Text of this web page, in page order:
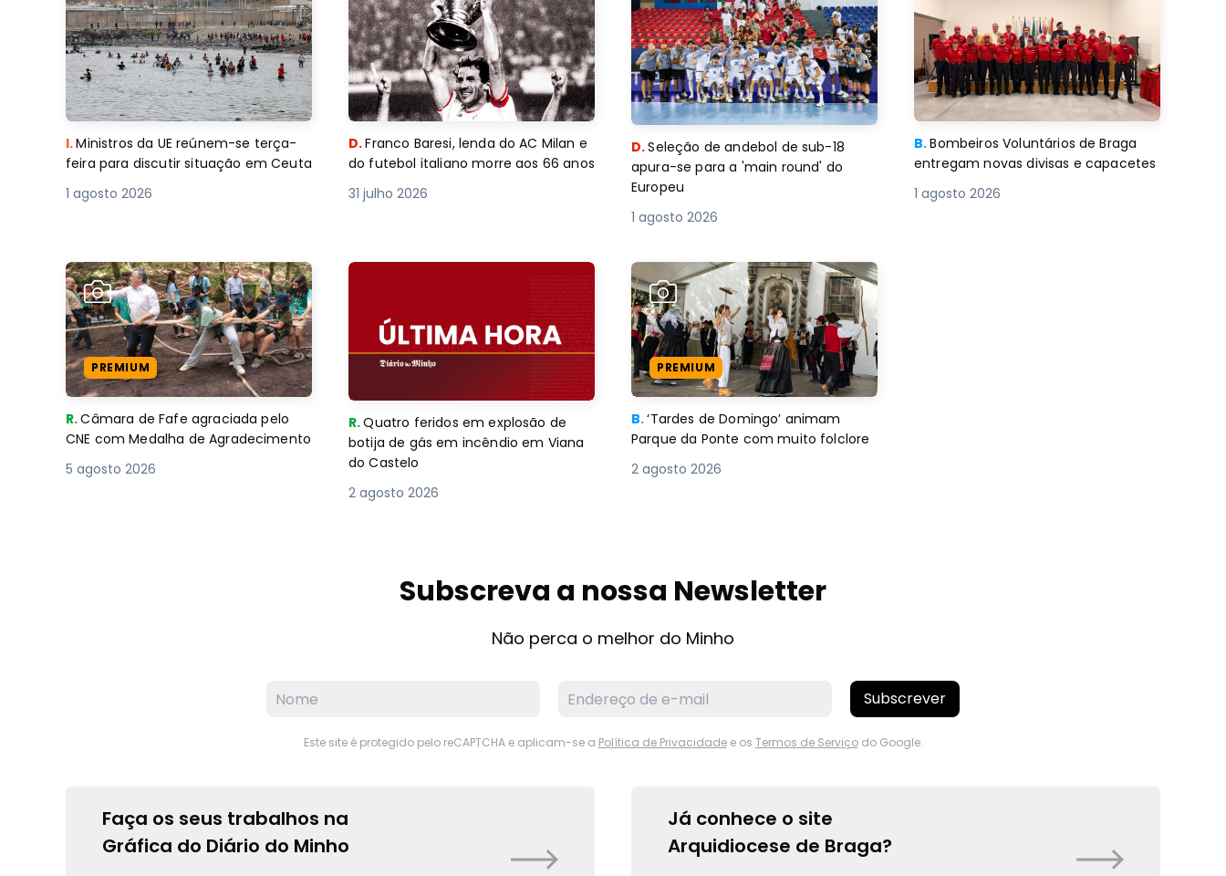
I.Ministros da UE reúnem-se terça-
feira para discutir situação em Ceuta
1 agosto 2026
D.Franco Baresi, lenda do AC Milan e
do futebol italiano morre aos 66 anos
31 julho 2026
D.Seleção de andebol de sub-18
apura-se para a 'main round' do
Europeu
1 agosto 2026
B.Bombeiros Voluntários de Braga
entregam novas divisas e capacetes
1 agosto 2026
PREMIUM
R.Câmara de Fafe agraciada pelo
CNE com Medalha de Agradecimento
5 agosto 2026
R.Quatro feridos em explosão de
botija de gás em incêndio em Viana
do Castelo
2 agosto 2026
PREMIUM
B.‘Tardes de Domingo’ animam
Parque da Ponte com muito folclore
2 agosto 2026
Subscreva a nossa Newsletter
Não perca o melhor do Minho
Subscrever
Este site é protegido pelo reCAPTCHA e aplicam-se a Política de Privacidadee os Termos de Serviçodo Google.
Faça os seus trabalhos na
Gráfica do Diário do Minho
Já conhece o site
Arquidiocese de Braga?